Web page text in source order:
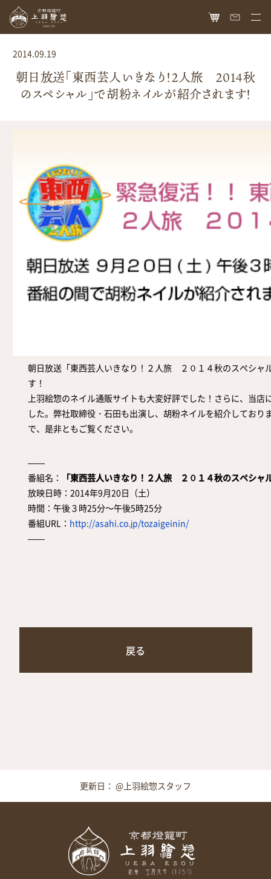
HOME
オンラインショップ
商品ラインナップ
胡粉コスメ
京花舞
胡粉石鹸
瑞々
爪美容液
メディア掲載
ねいる図案帖
日本画作品帖
白狐通信
上羽絵惣について
会社概要
想い
歴史
お問い合わせ
カタログ請求
個人情報保護
サイト規約
2014.09.19
朝日放送「東西芸人いきなり！２人旅 ２０１４秋
のスペシャル」で胡粉ネイルが紹介されます！
朝日放送「東西芸人いきなり！２人旅 ２０１４秋のスペシャ
す！
上羽絵惣のネイル通販サイトも大変好評でした！さらに、当
した。弊社取締役・石田も出演し、胡粉ネイルを紹介してお
で、是非ともご覧ください。
——
番組名：
「東西芸人いきなり！２人旅 ２０１４秋のスペシャ
放映日時：2014年9月20日（土）
時間：午後３時25分～午後5時25分
番組URL： http://asahi.co.jp/tozaigeinin/
——
戻る
更新日： @上羽絵惣スタッフ